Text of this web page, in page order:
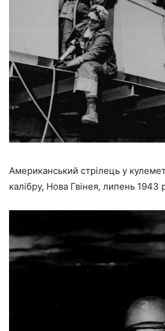
Американський стрілець у
калібру, Нова Гвінея, липень 1943